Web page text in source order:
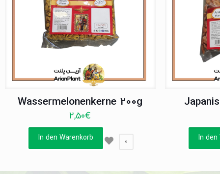
Wassermelonenkerne 200g
2,50€
In den Warenkorb 0 In den